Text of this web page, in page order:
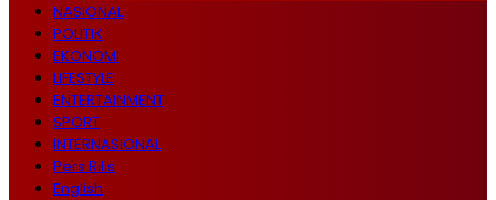
NASIONAL
POLITIK
EKONOMI
LIFESTYLE
ENTERTAINMENT
SPORT
INTERNASIONAL
Pers Rilis
English